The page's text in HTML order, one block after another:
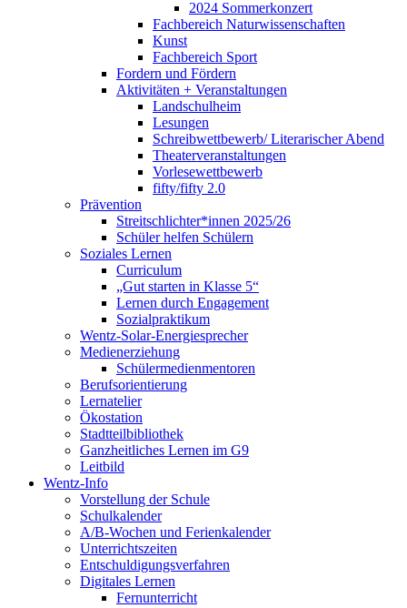
2024 Sommerkonzert
Fachbereich Naturwissenschaften
Kunst
Fachbereich Sport
Fordern und Fördern
Aktivitäten + Veranstaltungen
Landschulheim
Lesungen
Schreibwettbewerb/ Literarischer Abend
Theaterveranstaltungen
Vorlesewettbewerb
fifty/fifty 2.0
Prävention
Streitschlichter*innen 2025/26
Schüler helfen Schülern
Soziales Lernen
Curriculum
„Gut starten in Klasse 5“
Lernen durch Engagement
Sozialpraktikum
Wentz-Solar-Energiesprecher
Medienerziehung
Schülermedienmentoren
Berufsorientierung
Lernatelier
Ökostation
Stadtteilbibliothek
Ganzheitliches Lernen im G9
Leitbild
Wentz-Info
Vorstellung der Schule
Schulkalender
A/B-Wochen und Ferienkalender
Unterrichtszeiten
Entschuldigungsverfahren
Digitales Lernen
Fernunterricht